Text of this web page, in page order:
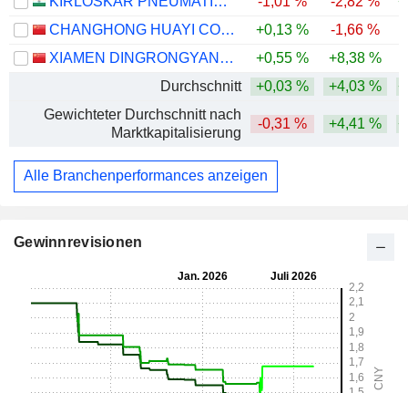
CHANGHONG HUAYI COMPRESSOR CO., LTD.
+0,13 % -1,66 %
XIAMEN DINGRONGYAN TECHNOLOGY CO., LTD.
+0,55 % +8,38 %
Durchschnitt
+0,03 % +4,03 %
Gewichteter Durchschnitt nach
Marktkapitalisierung
-0,31 % +4,41 %
Alle Branchenperformances anzeigen
Gewinnrevisionen